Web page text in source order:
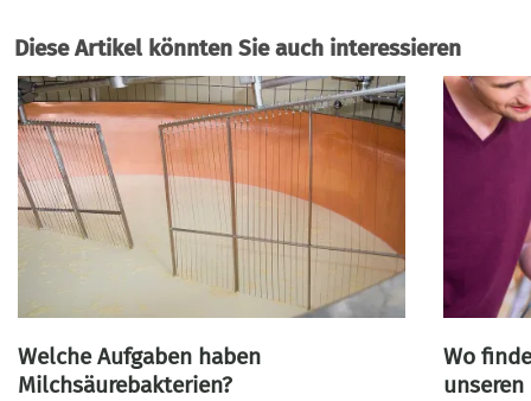
Diese Artikel könnten Sie auch interessieren
Welche Aufgaben haben
Milchsäurebakterien?
Wo
unseren